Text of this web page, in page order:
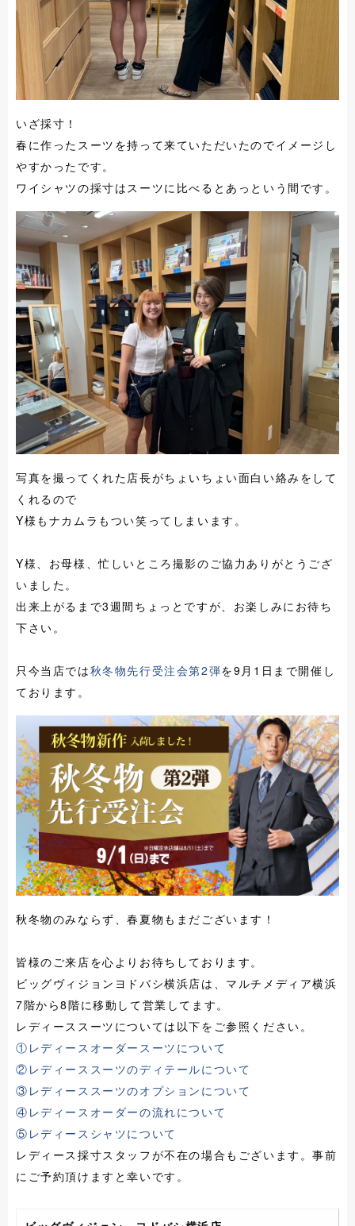
いざ採寸！
春に作ったスーツを持って来ていただいたのでイメージし
やすかったです。
ワイシャツの採寸はスーツに比べるとあっという間です。
写真を撮ってくれた店長がちょいちょい面白い絡みをして
くれるので
Y様もナカムラもつい笑ってしまいます。
Y様、お母様、忙しいところ撮影のご協力ありがとうござ
いました。
出来上がるまで3週間ちょっとですが、お楽しみにお待ち
下さい。
只今当店では秋冬物先行受注会第2弾を9月1日まで開催し
ております。
秋冬物のみならず、春夏物もまだございます！
皆様のご来店を心よりお待ちしております。
ビッグヴィジョンヨドバシ横浜店は、マルチメディア横浜
7階から8階に移動して営業してます。
レディーススーツについては以下をご参照ください。
①レディースオーダースーツについて
②レディーススーツのディテールについて
③レディーススーツのオプションについて
④レディースオーダーの流れについて
⑤レディースシャツについて
レディース採寸スタッフが不在の場合もございます。事前
にご予約頂けますと幸いです。